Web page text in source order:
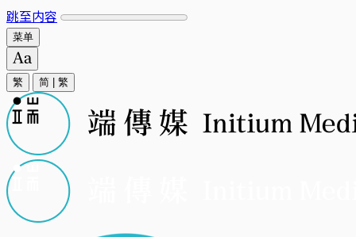
跳至内容
菜单
繁 简 繁